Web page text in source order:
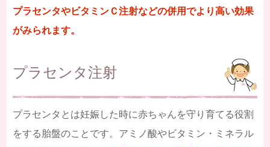
プラセンタやビタミンＣ注射などの併用でより高い効果
がみられます。
プラセンタ注射
プラセンタとは妊娠した時に赤ちゃんを守り育てる役割
をする胎盤のことです。アミノ酸やビタミン・ミネラル